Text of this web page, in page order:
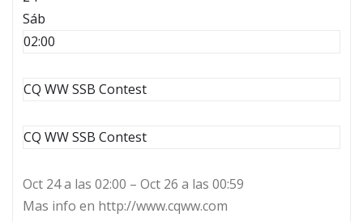
Sáb
02:00
CQ WW SSB Contest
CQ WW SSB Contest
Oct 24 a las 02:00 – Oct 26 a las 00:59
Mas info en http://www.cqww.com